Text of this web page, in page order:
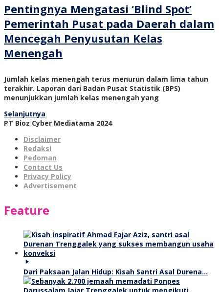
Pentingnya Mengatasi ‘Blind Spot’
Pemerintah Pusat pada Daerah dalam
Mencegah Penyusutan Kelas
Menengah
Jumlah kelas menengah terus menurun dalam lima tahun
terakhir. Laporan dari Badan Pusat Statistik (BPS)
menunjukkan jumlah kelas menengah yang
Selanjutnya
PT Bioz Cyber Mediatama 2024
Disclaimer
Redaksi
Pedoman
Contact Us
Privacy Policy
Advertisement
Feature
Dari Paksaan Jalan Hidup: Kisah Santri Asal Durena…